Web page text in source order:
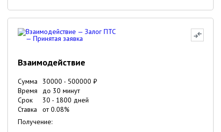
Взаимодействие
Сумма 30000 - 500000 ₽
Время
до 30 минут
Срок
30 - 1800 дней
Ставка
от0.08%
Получение: